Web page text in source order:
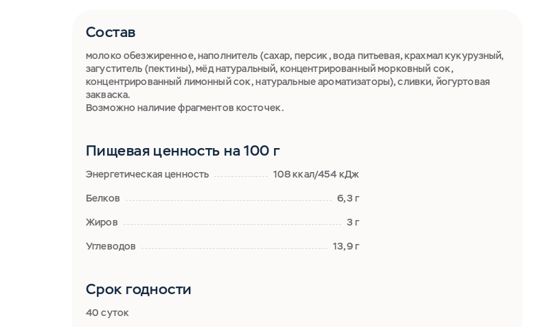
Состав
молоко обезжиренное, наполнитель (сахар, персик, вода питьевая, крахмал кукурузный,
загуститель (пектины), мёд натуральный, концентрированный морковный сок,
концентрированный лимонный сок, натуральные ароматизаторы), сливки, йогуртовая
закваска.
Возможно наличие фрагментов косточек.
Пищевая ценность на 100 г
Энергетическая ценность
108 ккал/454 кДж
Белков
6,3 г
Жиров
3 г
Углеводов
13,9 г
Срок годности
40 суток